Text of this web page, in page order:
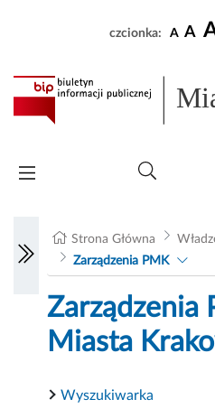
czcionka: A A
Strona Główna
Zarządzenia PMK
Zarządzenia
Miasta
Wyszukiwarka